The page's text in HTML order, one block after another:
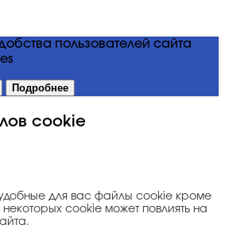
пользователей сайта
Подробнее
cookie
для вас файлы cookie кроме
cookie может повлиять на